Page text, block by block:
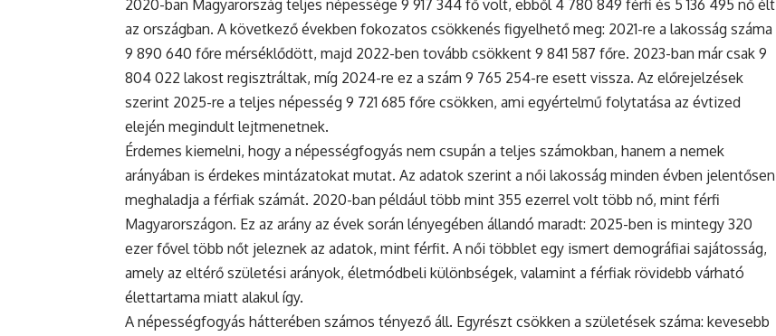
2020-ban Magyarország teljes népessége 9 917 344 fő volt, ebből 4 780 849 férfi és 5 136 495 nő élt
az országban. A következő években fokozatos csökkenés figyelhető meg: 2021-re a lakosság száma
9 890 640 főre mérséklődött, majd 2022-ben tovább csökkent 9 841 587 főre. 2023-ban már csak 9
804 022 lakost regisztráltak, míg 2024-re ez a szám 9 765 254-re esett vissza. Az előrejelzések
szerint 2025-re a teljes népesség 9 721 685 főre csökken, ami egyértelmű folytatása az évtized
elején megindult lejtmenetnek.
Érdemes kiemelni, hogy a népességfogyás nem csupán a teljes számokban, hanem a nemek
arányában is érdekes mintázatokat mutat. Az adatok szerint a női lakosság minden évben jelentősen
meghaladja a férfiak számát. 2020-ban például több mint 355 ezerrel volt több nő, mint férfi
Magyarországon. Ez az arány az évek során lényegében állandó maradt: 2025-ben is mintegy 320
ezer fővel több nőt jeleznek az adatok, mint férfit. A női többlet egy ismert demográfiai sajátosság,
amely az eltérő születési arányok, életmódbeli különbségek, valamint a férfiak rövidebb várható
élettartama miatt alakul így.
A népességfogyás hátterében számos tényező áll. Egyrészt csökken a születések száma: kevesebb